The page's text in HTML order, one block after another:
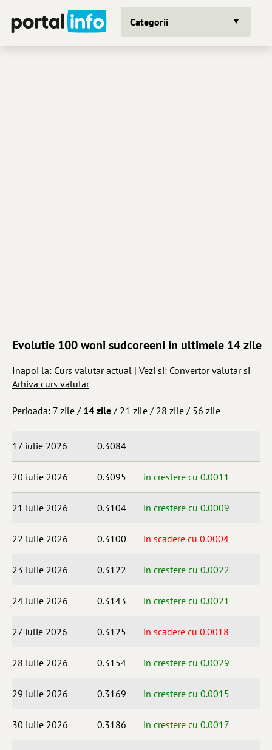
Categorii
Evolutie 100 woni sudcoreeni in ultimele 14 zile
Inapoi la: Curs valutar actual | Vezi si: Convertor valutarsi
Arhiva curs valutar
Perioada: 7 zile / 14 zile / 21 zile / 28 zile / 56 zile
17 iulie 2026 0.3084
20 iulie 2026 0.3095 in crestere cu 0.0011
21 iulie 2026 0.3104 in crestere cu 0.0009
22 iulie 2026 0.3100 in scadere cu 0.0004
23 iulie 2026 0.3122 in crestere cu 0.0022
24 iulie 2026 0.3143 in crestere cu 0.0021
27 iulie 2026 0.3125 in scadere cu 0.0018
28 iulie 2026 0.3154 in crestere cu 0.0029
29 iulie 2026 0.3169 in crestere cu 0.0015
30 iulie 2026 0.3186 in crestere cu 0.0017